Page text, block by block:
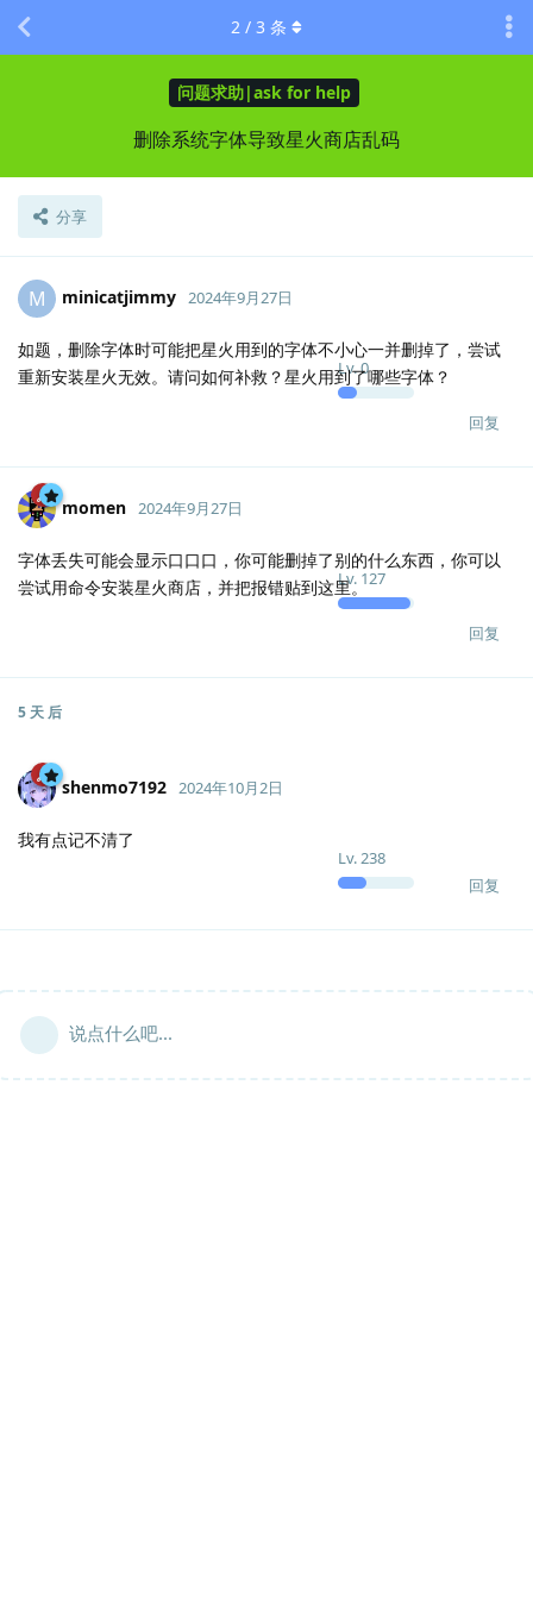
问题求助|ask for help
删除系统字体导致星火商店乱码
分享
2 / 3 条
M minicatjimmy
Lv.0
2024年9月27日
如题，删除字体时可能把星火用到的字体不小心一并删掉了，尝试
重新安装星火无效。请问如何补救？星火用到了哪些字体？
回复
momen
Lv. 127
2024年9月27日
字体丢失可能会显示口口口，你可能删掉了别的什么东西，你可以
尝试用命令安装星火商店，并把报错贴到这里。
回复
5 天 后
shenmo7192
Lv.238
2024年10月2日
我有点记不清了
回复
说点什么吧...